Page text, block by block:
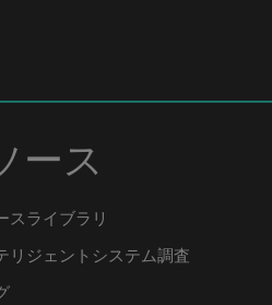
ース
スライブラリ
リジェントシステム調査